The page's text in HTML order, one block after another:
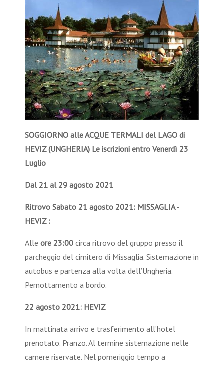
SOGGIORNO alle ACQUE TERMALI del LAGO di
HEVIZ (UNGHERIA) Le iscrizioni entro Venerdì 23
Luglio
Dal 21 al 29 agosto 2021
Ritrovo Sabato 21 agosto 2021: MISSAGLIA -
HEVIZ :
Alle ore 23:00 circa ritrovo del gruppo presso il
parcheggio del cimitero di Missaglia. Sistemazione in
autobus e partenza alla volta dell’Ungheria.
Pernottamento a bordo.
22 agosto 2021: HEVIZ
In mattinata arrivo e trasferimento all’hotel
prenotato. Pranzo. Al termine sistemazione nelle
camere riservate. Nel pomeriggio tempo a